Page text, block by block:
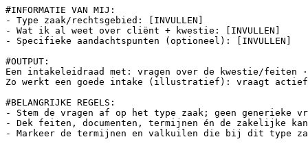
#INFORMATIE VAN MIJ:
- Type zaak/rechtsgebied: [INVULLEN]
- Wat ik al weet over cliënt + kwestie: [INVULLEN]
- Specifieke aandachtspunten (optioneel): [INVULLEN]
#OUTPUT:
Een intakeleidraad met: vragen over de kwestie/feiten
Zo werkt een goede intake (illustratief): vraagt
#BELANGRIJKE REGELS:
- Stem de vragen af op het type zaak; geen generieke
- Dek feiten, documenten, termijnen én de zakelijke
- Markeer de termijnen en valkuilen die bij dit type